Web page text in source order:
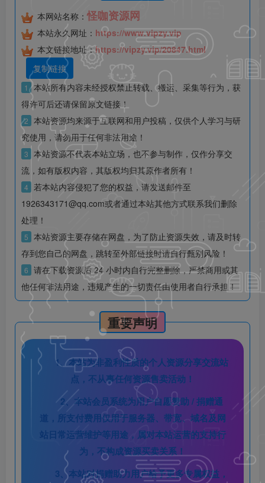
本网站名称：怪咖资源网
本站永久网址： https://www.vipzy.vip
本文链接地址：https://vipzy.vip/20847.html
复制链接
1 本站所有内容未经授权禁止转载、搬运、采集等行为，获
得许可后还请保留原文链接！
2 本站资源均来源于互联网和用户投稿，仅供个人学习与研
究使用，请勿用于任何非法用途！
3 本站资源不代表本站立场，也不参与制作，仅作分享交
流，如有版权内容，其版权均归其原作者所有！
4 若本站内容侵犯了您的权益，请发送邮件至
1926343171@qq.com或者通过本站其他方式联系我们删除
处理！
5 本站资源主要存储在网盘，为了防止资源失效，请及时转
存到您自己的网盘，跳转至外部链接时请自行甄别风险！
6 请在下载资源后 24 小时内自行完整删除，严禁商用或其
他任何非法用途，违规产生的一切责任由使用者自行承担！
重要声明
1、本站为非盈利性质的个人资源分享交流站
点，不从事任何资源售卖活动！
2、本站会员系统为用户自愿赞助 / 捐赠通
道，所支付费用仅用于服务器、带宽、域名及网
站日常运营维护等用途，属对本站运营的支持行
为，不构成资源买卖关系！
3、本站对捐赠助力用户给予更多专属权益，